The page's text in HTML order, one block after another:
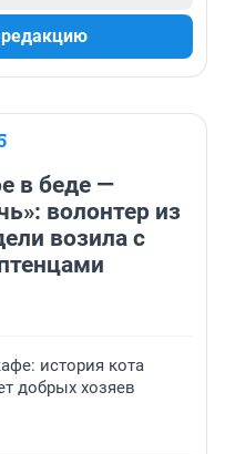
редакцию
в беде —
волонтер из
возила с
история кота
добрых хозяев